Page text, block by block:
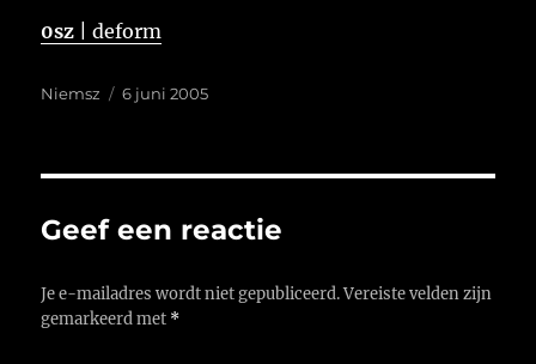
0sz | deform
Auteur
Niemsz
Geplaatst
6 juni 2005
Geef een reactie
Je e-mailadres wordt niet gepubliceerd. Vereiste velden zijn
gemarkeerd met *